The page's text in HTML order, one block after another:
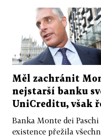
Měl zachránit
nejstarší banku
UniCreditu, však
Banka Monte dei
existence přežila